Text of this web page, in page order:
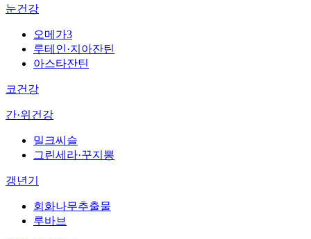
눈건강
오메가3
루테인·지아잔틴
아스타잔틴
코건강
간·위건강
밀크씨슬
그린세라·꾸지뽕
갱년기
회화나무추출물
루바브